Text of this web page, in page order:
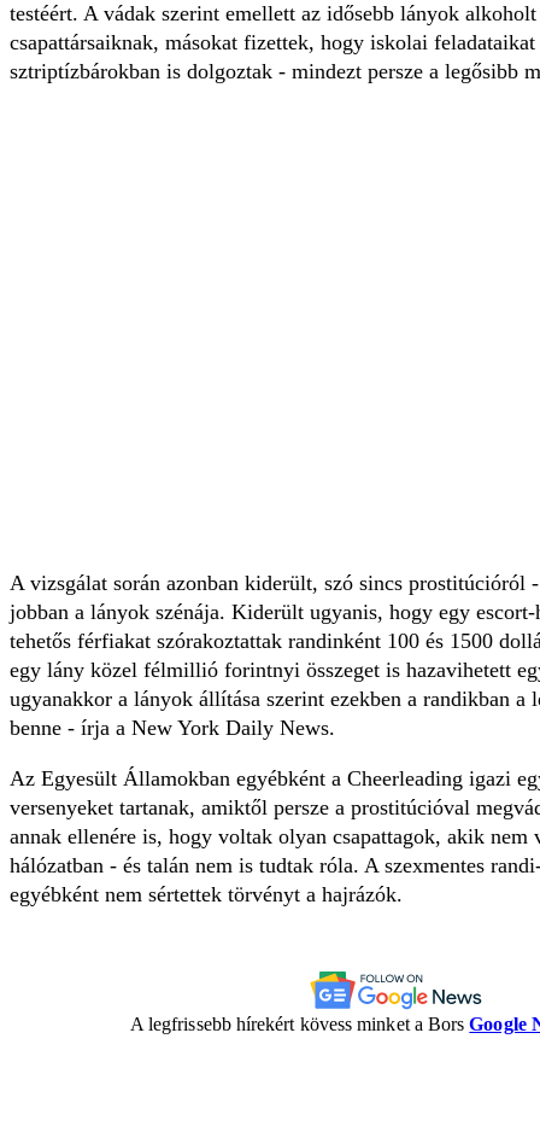
testéért. A vádak szerint emellett az idősebb lányok
csapattársaiknak, másokat fizettek, hogy iskolai
sztriptízbárokban is dolgoztak - mindezt persze a legősibb
A vizsgálat során azonban kiderült, szó sincs prostitúcióról
jobban a lányok szénája. Kiderült ugyanis, hogy egy
tehetős férfiakat szórakoztattak randinként 100 és 1500
egy lány közel félmillió forintnyi összeget is hazavihetett
ugyanakkor a lányok állítása szerint ezekben a randikban a
benne - írja a New York Daily News.
Az Egyesült Államokban egyébként a Cheerleading igazi
versenyeket tartanak, amiktől persze a prostitúcióval
annak ellenére is, hogy voltak olyan csapattagok, akik nem
hálózatban - és talán nem is tudtak róla. A szexmentes
egyébként nem sértettek törvényt a hajrázók.
A legfrissebb hírekért kövess minket a BorsGoogle